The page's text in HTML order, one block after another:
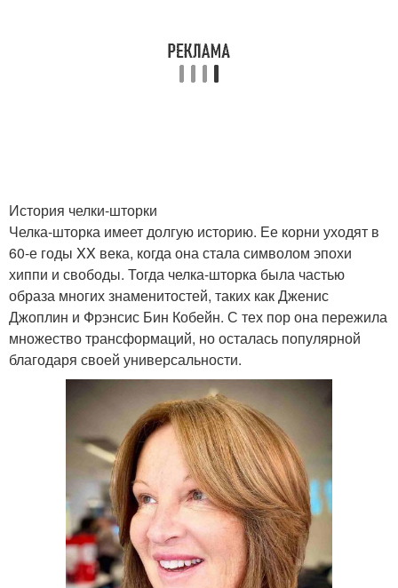
Тонкая челка Челка с разделением
Челка с акцентом Челка с аксессуарами
Прозрачная челка
Тенденции в модных
челках
Аксессуары для челок Короткий боб
История челки-шторки
Челка-шторка имеет долгую историю. Ее корни уходят в
60-е годы XX века, когда она стала символом эпохи
хиппи и свободы. Тогда челка-шторка была частью
образа многих знаменитостей, таких как Дженис
Джоплин и Фрэнсис Бин Кобейн. С тех пор она пережила
множество трансформаций, но осталась популярной
благодаря своей универсальности.